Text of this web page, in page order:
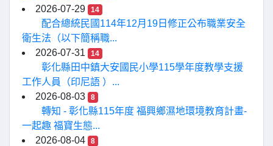
2026-07-29
14
配合總統民國114年12月19日修正公布職業安全
衛生法（以下簡稱職...
2026-07-31
14
彰化縣田中鎮大安國民小學115學年度教學支援
工作人員（印尼語 ）...
2026-08-03
8
轉知 - 彰化縣115年度 福興鄉濕地環境教育計畫-
一起趣 福寶生態...
2026-08-04
8